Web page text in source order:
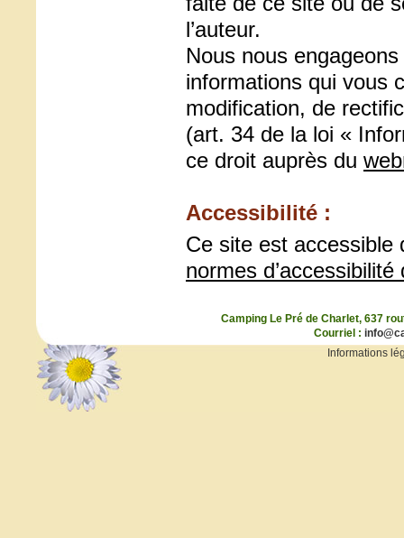
l’auteur.
Nous nous
informations qui vous
modification, de
(art. 34 de la loi «
ce droit auprès du
Accessibilité :
Ce site est accessible
normes d’accessibilité
Camping Le Pré de Charlet, 637
Courriel :
Informations